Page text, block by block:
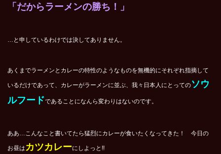
「だからラーメンの勝ち！」
…と申しているわけでは決してありません。
あくまでラーメンとカレーの特性のようなものを無機的にそれぞれ指摘して
いるだけであって、カレーがラーメンに並ぶ、我々日本人にとってのソウ
ルフードであることになんら変わりはないのです。
ああ…こんなこと書いてたら猛烈にカレーが食いたくなってきた！ 今日の
お昼は カツカレーにしよっと!!